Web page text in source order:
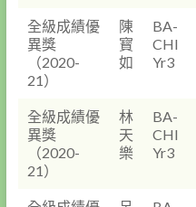
全級成績優
異獎
（2020-
21）
陳
寳
如
BA-
CHI
Yr3
全級成績優
異獎
（2020-
21）
林
天
樂
BA-
CHI
Yr3